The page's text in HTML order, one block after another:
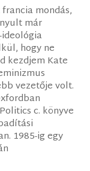
mondás,
már
hogy ne
kezdjem Kate
vezetője volt.
c. könyve
1985-ig egy